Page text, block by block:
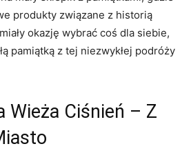
‌produkty związane z historią‌
okazję wybrać⁢ coś dla ⁢siebie,
pamiątką z tej niezwykłej⁣ podróży
Wieża Ciśnień – Z